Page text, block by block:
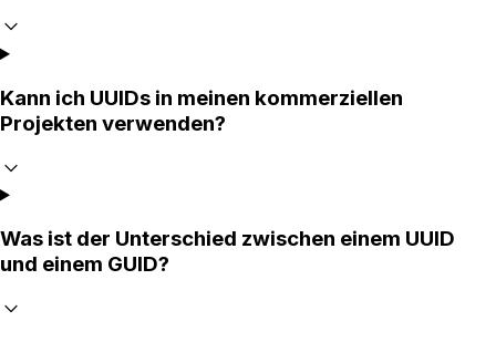
Kann ich UUIDs in meinen kommerziellen
Projekten verwenden?
Was ist der Unterschied zwischen einem UUID
und einem GUID?